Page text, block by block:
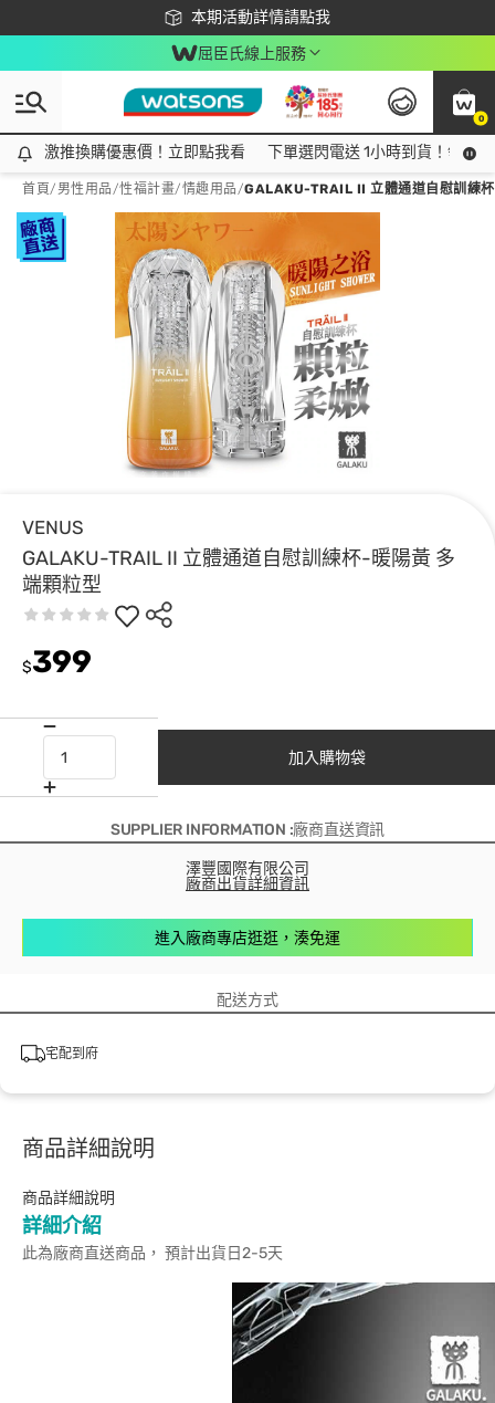
本期活動詳情請點我
下載app最高回饋$350
屈臣氏線上服務
0
激推換購優惠價！立即點我看
激推換購優惠價！立即點我看 下單選閃電送 1小時到貨！領神
首頁/ 男性用品/性福計畫/情趣用品/GALAKU-TRAIL II 立體通道自慰訓練
VENUS
GALAKU-TRAIL II 立體通道自慰訓練杯-暖陽黃 多
端顆粒型
$399
加入購物袋
SUPPLIER INFORMATION :廠商直送資訊
澤豐國際有限公司
廠商出貨詳細資訊
進入廠商專店逛逛，湊免運
配送方式
宅配到府
商品詳細說明
商品詳細說明
詳細介紹
此為廠商直送商品， 預計出貨日2-5天